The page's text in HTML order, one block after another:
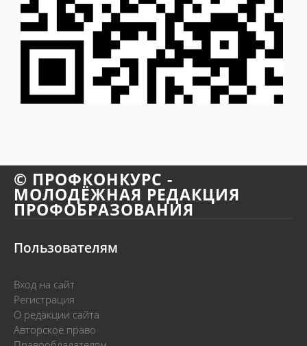
© ПРОФКОНКУРС -
МОЛОДЁЖНАЯ РЕДАКЦИЯ
ПРОФОБРАЗОВАНИЯ
Пользователям
Вход на сайт
Регистрация
О редакции сайта
Авторское право